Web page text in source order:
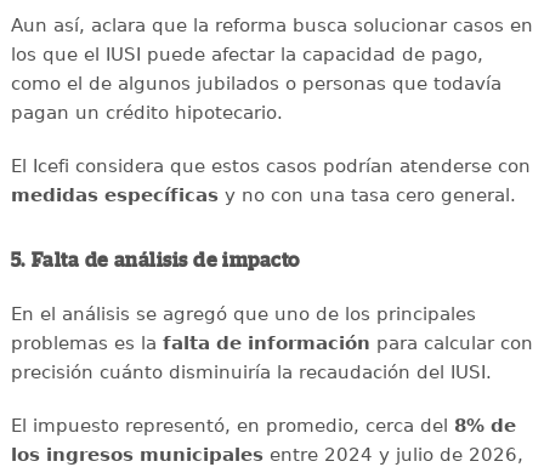
Aun así, aclara que la reforma busca solucionar casos en
los que el IUSI puede afectar la capacidad de pago,
como el de algunos jubilados o personas que todavía
pagan un crédito hipotecario.
El Icefi considera que estos casos podrían atenderse con
medidas específicasy no con una tasa cero general.
5. Falta de análisis de impacto
En el análisis se agregó que uno de los principales
problemas es la falta de información para calcular con
precisión cuánto disminuiría la recaudación del IUSI.
El impuesto representó, en promedio, cerca del 8% de
los ingresos municipalesentre 2024 y julio de 2026,